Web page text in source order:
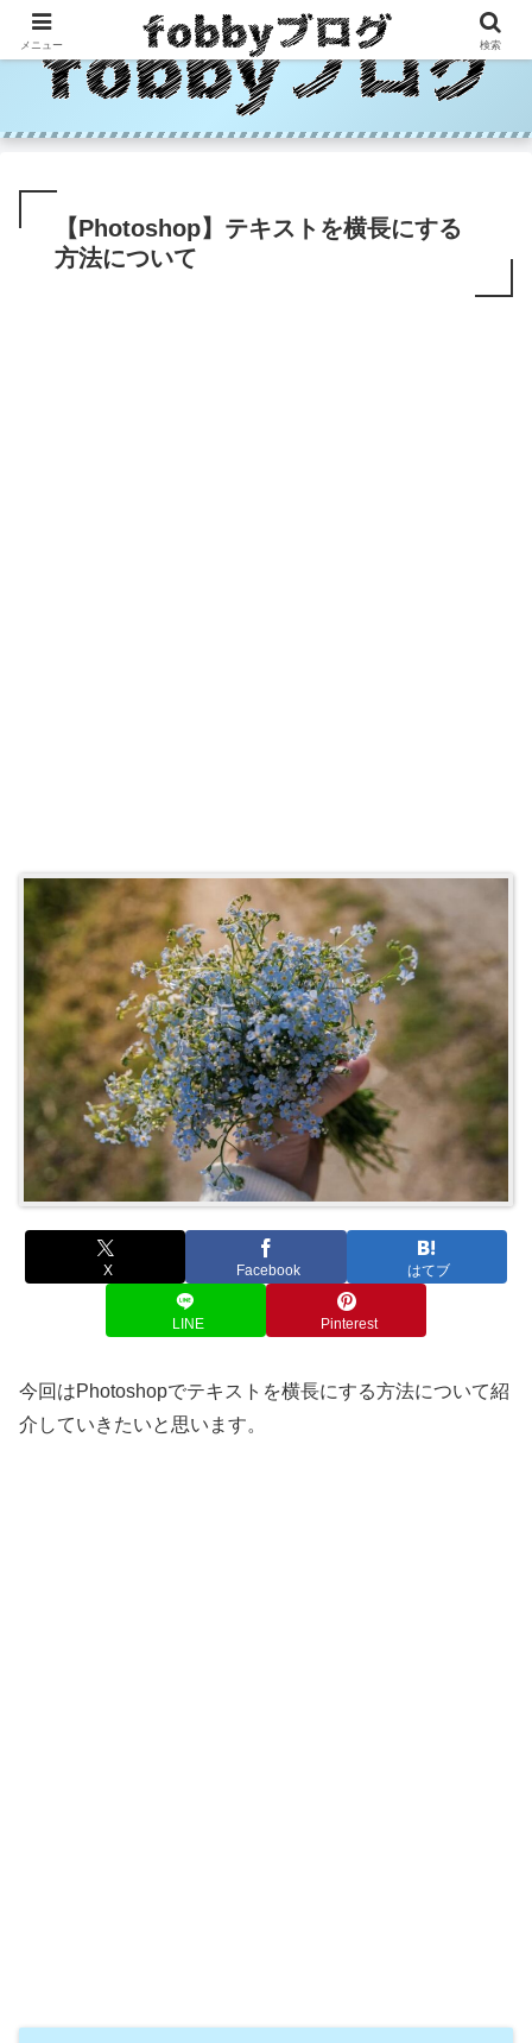
【Photoshop】テキストを横長にする
方法について
X Facebook はてブ
LINE Pinterest
今回はPhotoshopでテキストを横長にする方法について紹
介していきたいと思います。
メニュー 検索